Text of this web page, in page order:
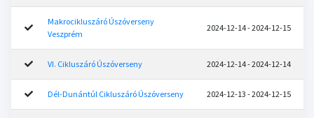
Makrocikluszáró Úszóverseny
Veszprém
2024-12-14 - 2024-12-15
VI. Cikluszáró Úszóverseny 2024-12-14 - 2024-12-14
Dél-Dunántúl Cikluszáró Úszóverseny 2024-12-13 - 2024-12-15